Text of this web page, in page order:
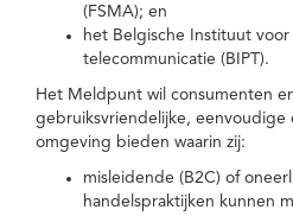
(FSMA); en
het Belgische Instituut
telecommunicatie (BIPT).
Het Meldpunt wil consumenten
gebruiksvriendelijke, eenvoudige
omgeving bieden waarin zij:
misleidende (B2C) of
handelspraktijken kunnen